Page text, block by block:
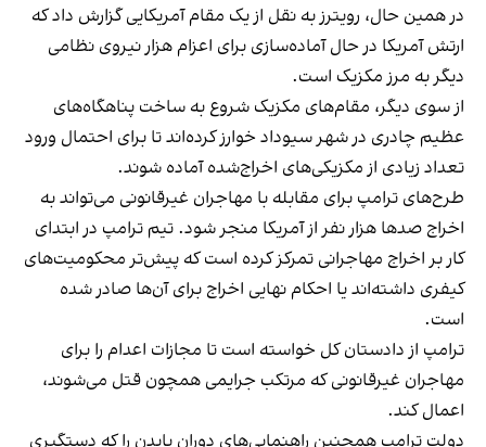
در همین حال، رویترز به نقل از یک مقام آمریکایی گزارش داد که
ارتش آمریکا در حال آماده‌سازی برای اعزام هزار نیروی نظامی
دیگر به مرز مکزیک است.
از سوی دیگر، مقام‌های مکزیک شروع به ساخت پناهگاه‌های
عظیم چادری در شهر سیوداد خوارز کرده‌اند تا برای احتمال ورود
تعداد زیادی از مکزیکی‌های اخراج‌شده آماده شوند.
طرح‌های ترامپ برای مقابله با مهاجران غیرقانونی می‌تواند به
اخراج صدها هزار نفر از آمریکا منجر شود. تیم ترامپ در ابتدای
کار بر اخراج مهاجرانی تمرکز کرده است که پیش‌تر محکومیت‌های
کیفری داشته‌اند یا احکام نهایی اخراج برای آن‌ها صادر شده
است.
ترامپ از دادستان کل خواسته است تا مجازات اعدام را برای
مهاجران غیرقانونی که مرتکب جرایمی همچون قتل می‌شوند،
اعمال کند.
دولت ترامپ همچنین راهنمایی‌های دوران بایدن را که دستگیری